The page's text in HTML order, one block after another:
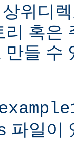
위디
리 혹은
만들 수
파일이